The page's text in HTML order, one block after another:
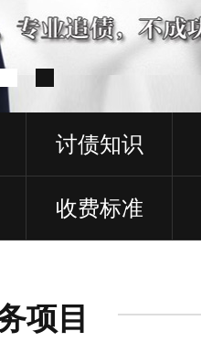
讨债知识
收费标准
项目